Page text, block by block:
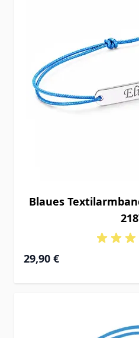
Blaues
29,90 €